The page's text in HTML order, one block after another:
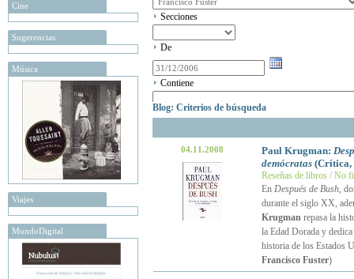
Cine
Sugerencias
Música
Viajes
MundoDigital
Secciones
De
Contiene
Blog: Criterios de búsqueda
04.11.2008 Paul Krugman:
demócratas(Crítica,
Reseñas de libros / No
En Después de Bush,
durante el siglo XX,
Krugmanrepasa la
la Edad Dorada y
historia de los Estados
Francisco Fuster)